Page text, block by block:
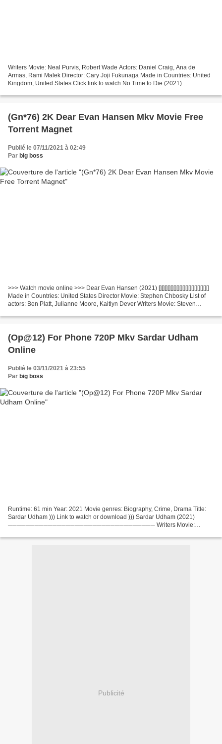
Writers Movie: Neal Purvis, Robert Wade Actors: Daniel Craig, Ana de
Armas, Rami Malek Director: Cary Joji Fukunaga Made in Countries: United
Kingdom, United States Click link to watch No Time to Die (2021)
Year:...
(Gn*76) 2K Dear Evan Hansen Mkv Movie Free
Torrent Magnet
Publié le 07/11/2021 à 02:49
Par big boss
>>> Watch movie online >>> Dear Evan Hansen (2021) [][][][][][][][][][][][][][][][][]
Made in Countries: United States Director Movie: Stephen Chbosky List of
actors: Ben Platt, Julianne Moore, Kaitlyn Dever Writers Movie: Steven
(Op@12) For Phone 720P Mkv Sardar Udham
Online
Publié le 03/11/2021 à 23:55
Par big boss
Runtime: 61 min Year: 2021 Movie genres: Biography, Crime, Drama Title:
Sardar Udham ))) Link to watch or download ))) Sardar Udham (2021)
───────────────────────────────── Writers Movie:
Publicité